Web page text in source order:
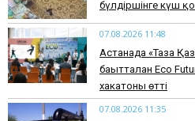
бүлдіршінге күш
07.08.2026 11:48
Астанада «Таза
бағытталған Eco
хакатоны өтті
07.08.2026 11:35